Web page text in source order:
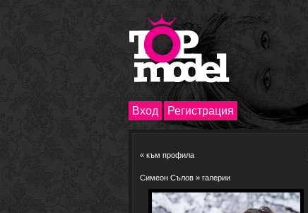
Вход Регистрация
« към профила
Симеон Сълов » галерии